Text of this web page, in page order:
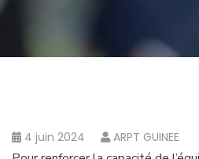
4 juin 2024 ARPT GUINEE